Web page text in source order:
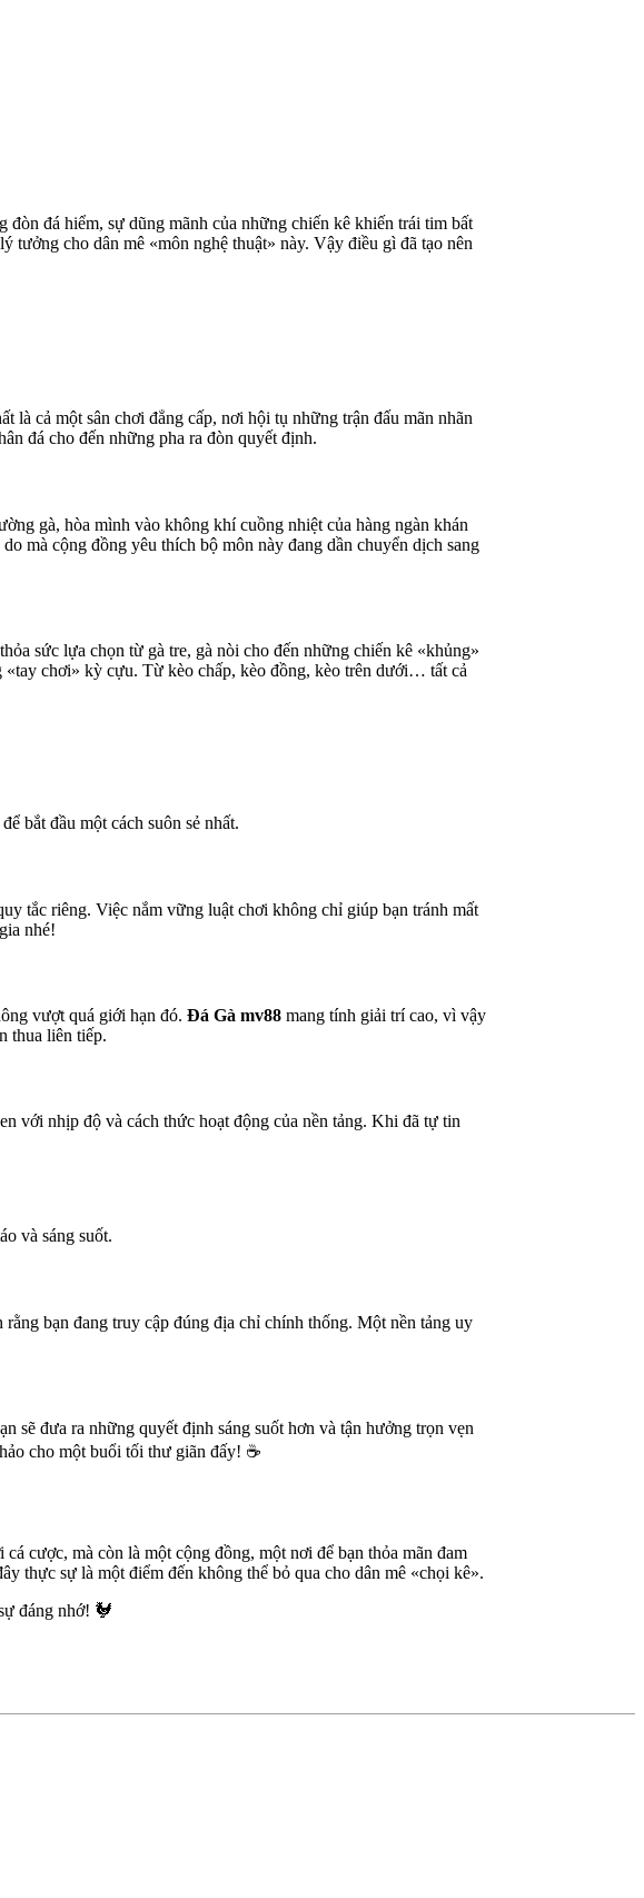
đá hiểm, sự dũng mãnh của những chiến kê khiến trái tim bất
tưởng cho dân mê «môn nghệ thuật» này. Vậy điều gì đã tạo nên
là cả một sân chơi đẳng cấp, nơi hội tụ những trận đấu mãn nhãn
đá cho đến những pha ra đòn quyết định.
gà, hòa mình vào không khí cuồng nhiệt của hàng ngàn khán
mà cộng đồng yêu thích bộ môn này đang dần chuyển dịch sang
sức lựa chọn từ gà tre, gà nòi cho đến những chiến kê «khủng»
chơi» kỳ cựu. Từ kèo chấp, kèo đồng, kèo trên dưới… tất cả
bắt đầu một cách suôn sẻ nhất.
tắc riêng. Việc nắm vững luật chơi không chỉ giúp bạn tránh mất
nhé!
vượt quá giới hạn đó. Đá Gà mv88 mang tính giải trí cao, vì vậy
thua liên tiếp.
với nhịp độ và cách thức hoạt động của nền tảng. Khi đã tự tin
và sáng suốt.
bạn đang truy cập đúng địa chỉ chính thống. Một nền tảng uy
đưa ra những quyết định sáng suốt hơn và tận hưởng trọn vẹn
cho một buổi tối thư giãn đấy! ☕
cược, mà còn là một cộng đồng, một nơi để bạn thỏa mãn đam
thực sự là một điểm đến không thể bỏ qua cho dân mê «chọi kê».
đáng nhớ! 🐓